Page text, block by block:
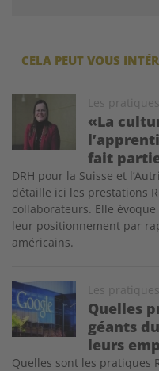
CELA PEUT VOUS
Les
«La
fait
Image
DRH pour la Suisse et
détaille ici les prestations
collaborateurs. Elle
leur positionnement par
américains.
Les
Quelles
géants
leurs
Image
Quelles sont les pratiques